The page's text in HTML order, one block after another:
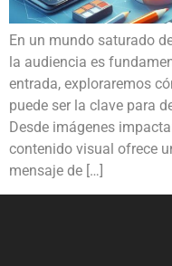
En un mundo saturado
la audiencia es
entrada, exploraremos
puede ser la clave para
Desde imágenes
contenido visual ofrece
mensaje de […]